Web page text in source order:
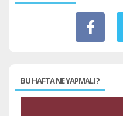
BU HAFTA NE YAPMALI ?